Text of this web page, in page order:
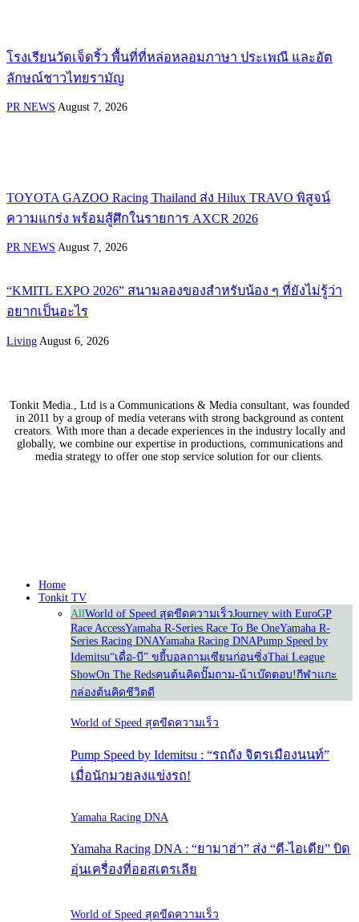
โรงเรียนวัดเจ็ดริ้ว พื้นที่ที่หล่อหลอมภาษา ประเพณี และอัต
ลักษณ์ชาวไทยรามัญ
PR NEWS August 7, 2026
TOYOTA GAZOO Racing Thailand ส่ง Hilux TRAVO พิสูจน์
ความแกร่ง พร้อมสู้ศึกในรายการ AXCR 2026
PR NEWS August 7, 2026
“KMITL EXPO 2026” สนามลองของสำหรับน้อง ๆ ที่ยังไม่รู้ว่า
อยากเป็นอะไร
Living August 6, 2026
Tonkit Media., Ltd is a Communications & Media consultant, was founded
in 2011 by a group of media veterans with strong background as content
creators. With more than a decade experiences in the industry locally and
globally, we combine our expertise in productions, communications and
media strategy to offer one stop service solution for our clients.
Home
Tonkit TV
AllWorld of Speed สุดขีดความเร็วJourney with EuroGP
Race AccessYamaha R-Series Race To Be OneYamaha R-
Series Racing DNAYamaha Racing DNAPump Speed by
Idemitsu“เดื่อ-บี” ขยี้บอลถามเซียนก่อนซิ่งThai League
ShowOn The Redsคนต้นคิดปั๊มถาม-น้าเบ๊ดตอบ!กีฬาแกะ
กล่องต้นคิดชีวิตดี
World of Speed สุดขีดความเร็ว
Pump Speed by Idemitsu : “รถถัง จิตรเมืองนนท์”
เมื่อนักมวยลงแข่งรถ!
Yamaha Racing DNA
Yamaha Racing DNA : “ยามาฮ่า” ส่ง “ตี-ไอเดีย” บิด
อุ่นเครื่องที่ออสเตรเลีย
World of Speed สุดขีดความเร็ว